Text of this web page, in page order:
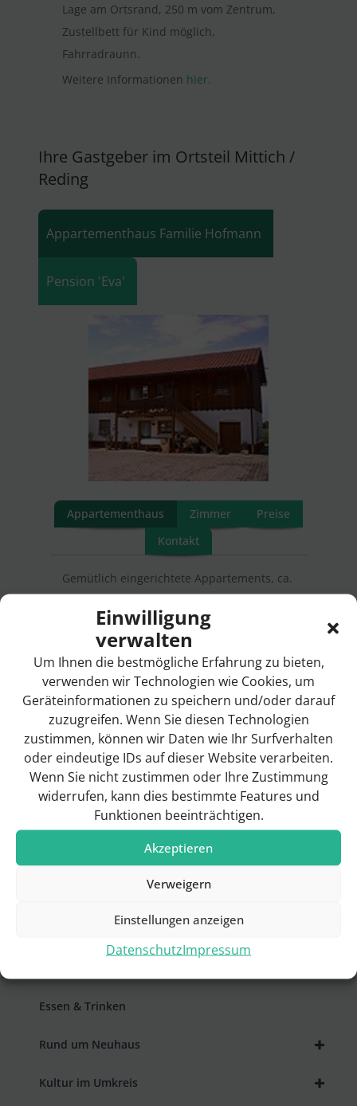
Einwilligung
verwalten
Um Ihnen die bestmögliche Erfahrung zu bieten,
verwenden wir Technologien wie Cookies, um
Geräteinformationen zu speichern und/oder darauf
zuzugreifen. Wenn Sie diesen Technologien
zustimmen, können wir Daten wie Ihr Surfverhalten
oder eindeutige IDs auf dieser Website verarbeiten.
Wenn Sie nicht zustimmen oder Ihre Zustimmung
widerrufen, kann dies bestimmte Features und
Funktionen beeinträchtigen.
Akzeptieren
Verweigern
Einstellungen anzeigen
DatenschutzImpressum
Lage am Ortsrand, 250 m vom Zentrum,
Zustellbett für Kind möglich,
Fahrradraunn.
Weitere Informationen hier.
Ihre Gastgeber im Ortsteil Mittich /
Reding
Appartementhaus Familie Hofmann
Pension 'Eva'
Appartementhaus Zimmer
Preise
Kontakt
Gemütlich eingerichtete Appartements, ca.
SAT-TV, Zusatzbett gegen Aufpreis.
Anfang April bis Anfang November
Ihre Gastgeber im Ortsteil Vornbach
Essen & Trinken
+
Rund um Neuhaus
+
Kultur im Umkreis